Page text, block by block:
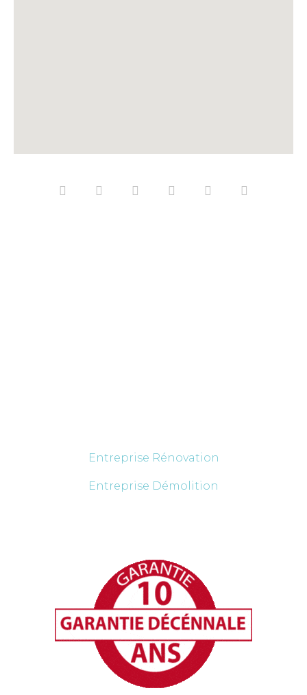
Entreprise Rénovation
Entreprise Démolition